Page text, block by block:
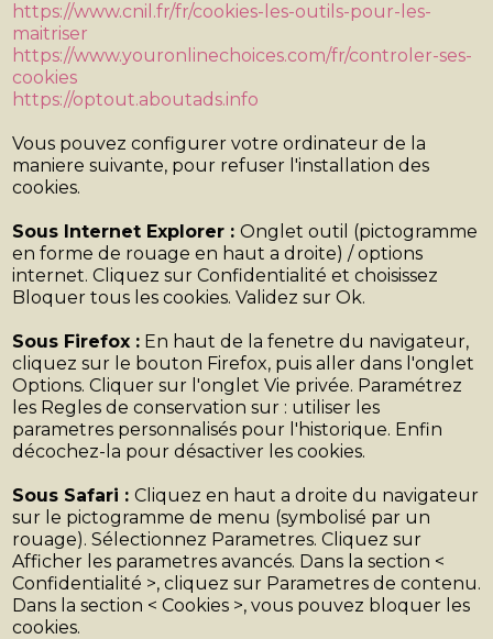
https://www.cnil.fr/fr/cookies-les-outils-pour-les-
maitriser
https://www.youronlinechoices.com/fr/controler-ses-
cookies
https://optout.aboutads.info
Vous pouvez configurer votre ordinateur de la
maniere suivante, pour refuser l'installation des
cookies.
Sous Internet Explorer : Onglet outil (pictogramme
en forme de rouage en haut a droite) / options
internet. Cliquez sur Confidentialité et choisissez
Bloquer tous les cookies. Validez sur Ok.
Sous Firefox : En haut de la fenetre du navigateur,
cliquez sur le bouton Firefox, puis aller dans l'onglet
Options. Cliquer sur l'onglet Vie privée. Paramétrez
les Regles de conservation sur : utiliser les
parametres personnalisés pour l'historique. Enfin
décochez-la pour désactiver les cookies.
Sous Safari : Cliquez en haut a droite du navigateur
sur le pictogramme de menu (symbolisé par un
rouage). Sélectionnez Parametres. Cliquez sur
Afficher les parametres avancés. Dans la section <
Confidentialité >, cliquez sur Parametres de contenu.
Dans la section < Cookies >, vous pouvez bloquer les
cookies.